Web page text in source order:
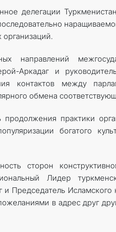
делегации
направлений
Аркадаг и
контактов между
обмена
практики
богатого
сторон
Лидер
Председатель
в адрес друг